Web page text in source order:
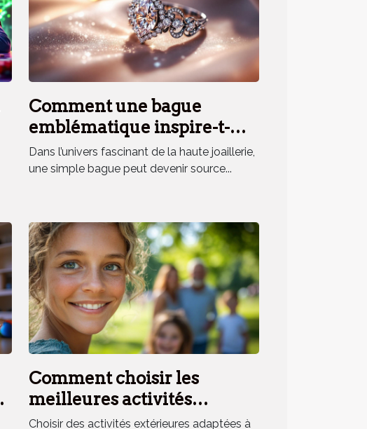
Comment une bague
emblématique inspire-t-
elle un parfum unique ?
Dans l’univers fascinant de la haute joaillerie,
une simple bague peut devenir source...
Comment choisir les
meilleures activités
extérieures pour toute la
Choisir des activités extérieures adaptées à